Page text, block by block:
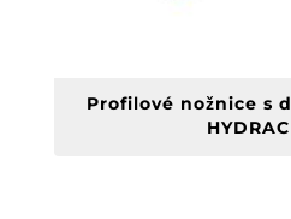
Profilové nožnice s